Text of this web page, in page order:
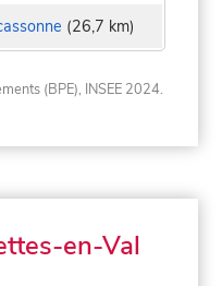
(26,7 km)
(BPE), INSEE 2024.
en-Val